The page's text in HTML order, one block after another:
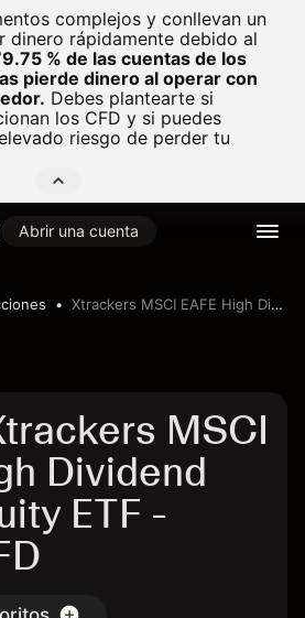
complejos y conllevan un
dinero rápidamente debido al
% de las cuentas de los
pierde dinero al operar con
Debes plantearte si
los CFD y si puedes
riesgo de perder tu
Abrir una cuenta
Xtrackers MSCI EAFE High Dividend Yield Equity ETF
MSCI
Dividend
ETF -